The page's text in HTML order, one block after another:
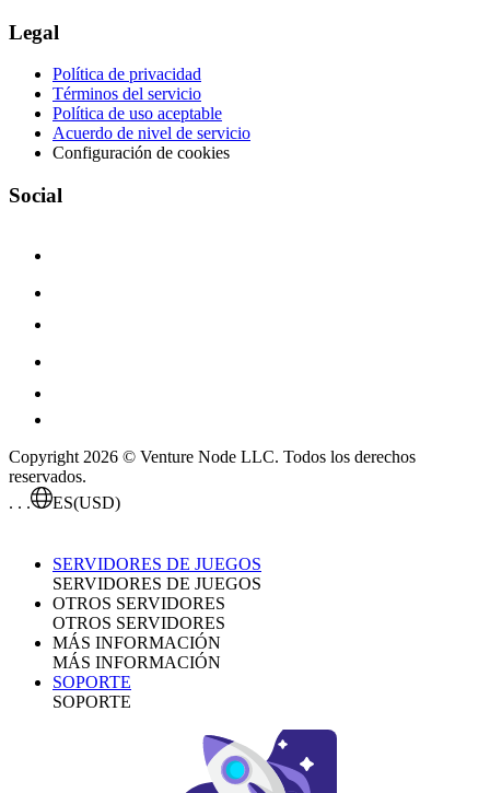
Legal
Política de privacidad
Términos del servicio
Política de uso aceptable
Acuerdo de nivel de servicio
Configuración de cookies
Social
Copyright 2026 © Venture Node LLC. Todos los derechos
reservados.
. . .
ES(USD)
SERVIDORES DE JUEGOS
SERVIDORES DE JUEGOS
OTROS SERVIDORES
OTROS SERVIDORES
MÁS INFORMACIÓN
MÁS INFORMACIÓN
SOPORTE
SOPORTE